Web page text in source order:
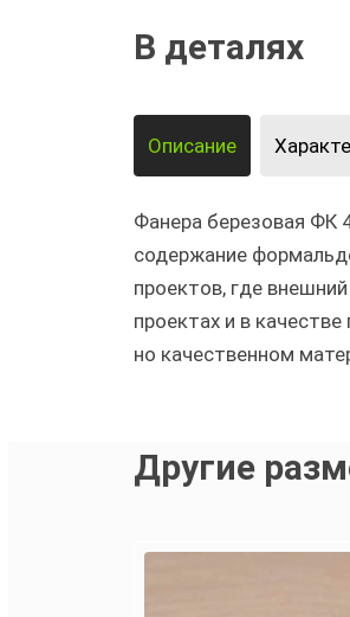
В деталях
Описание
Фанера березовая ФК
содержание
проектов, где
проектах и в
но качественном
Другие